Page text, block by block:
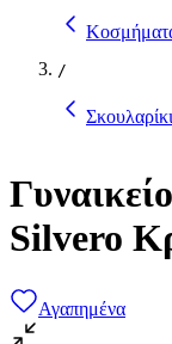
/
Silvero
Αγαπημένα